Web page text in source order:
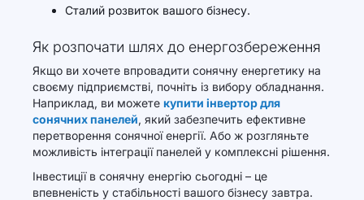
Сталий розвиток вашого бізнесу.
Як розпочати шлях до енергозбереження
Якщо ви хочете впровадити сонячну енергетику на
своєму підприємстві, почніть із вибору обладнання.
Наприклад, ви можете купити інвертор для
сонячних панелей, який забезпечить ефективне
перетворення сонячної енергії. Або ж розгляньте
можливість інтеграції панелей у комплексні рішення.
Інвестиції в сонячну енергію сьогодні – це
впевненість у стабільності вашого бізнесу завтра.